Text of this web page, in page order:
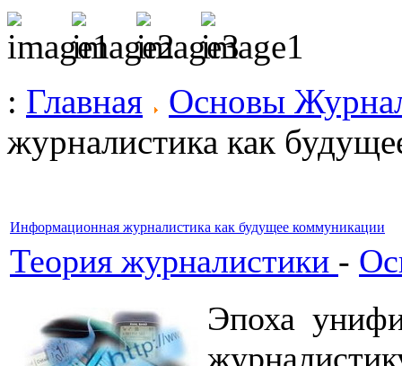
: Главная
Основы
журналистика как
Информационная журналистика как будущее коммуникации
Теория журналистики -
Эпоха